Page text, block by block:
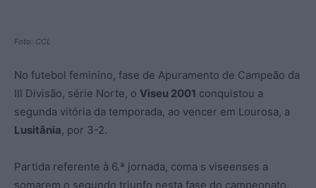
Foto: CCL
No futebol feminino, fase de Apuramento de Campeão da
III Divisão, série Norte, o Viseu 2001 conquistou a
segunda vitória da temporada, ao vencer em Lourosa, a
Lusitânia, por 3-2.
Partida referente à 6.ª jornada, coma s viseenses a
somarem o segundo triunfo nesta fase do campeonato.